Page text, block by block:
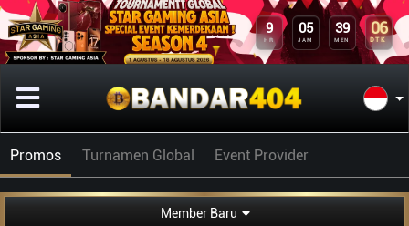
9
HR
05
JAM
39
MEN
06
DTK
Promos Turnamen Global Event Provider
Member Baru